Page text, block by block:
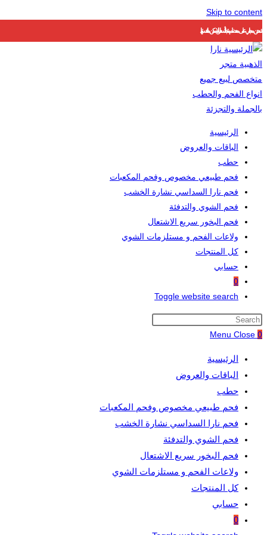
Skip to content
شحن مجاني على معظم منتجاتنا ..أسعارنا لا يمكن منافستها
الرئيسية
الباقات والعروض
حطب
فحم طبيعي مخصوص وفحم المكعبات
فحم نارا السداسي نشارة الخشب
فحم الشوي والتدفئة
فحم البخور سريع الاشتعال
ولاعات الفحم و مستلزمات الشوي
كل المنتجات
حسابي
Toggle website search
Menu Close
الرئيسية
الباقات والعروض
حطب
فحم طبيعي مخصوص وفحم المكعبات
فحم نارا السداسي نشارة الخشب
فحم الشوي والتدفئة
فحم البخور سريع الاشتعال
ولاعات الفحم و مستلزمات الشوي
كل المنتجات
حسابي